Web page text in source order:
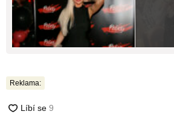
Reklama: